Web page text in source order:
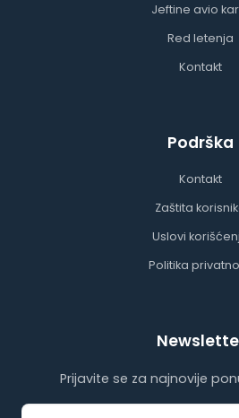
Jeftine avio
Red letenja
Kontakt
Podrška
Kontakt
Zaštita
Uslovi
Politika
Prijavite se za najnovije